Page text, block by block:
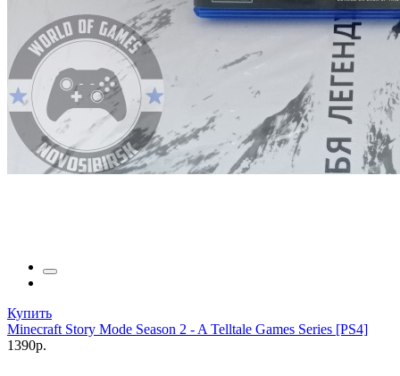
Купить
Minecraft Story Mode Season 2 - A Telltale Games Series [PS4]
1390р.